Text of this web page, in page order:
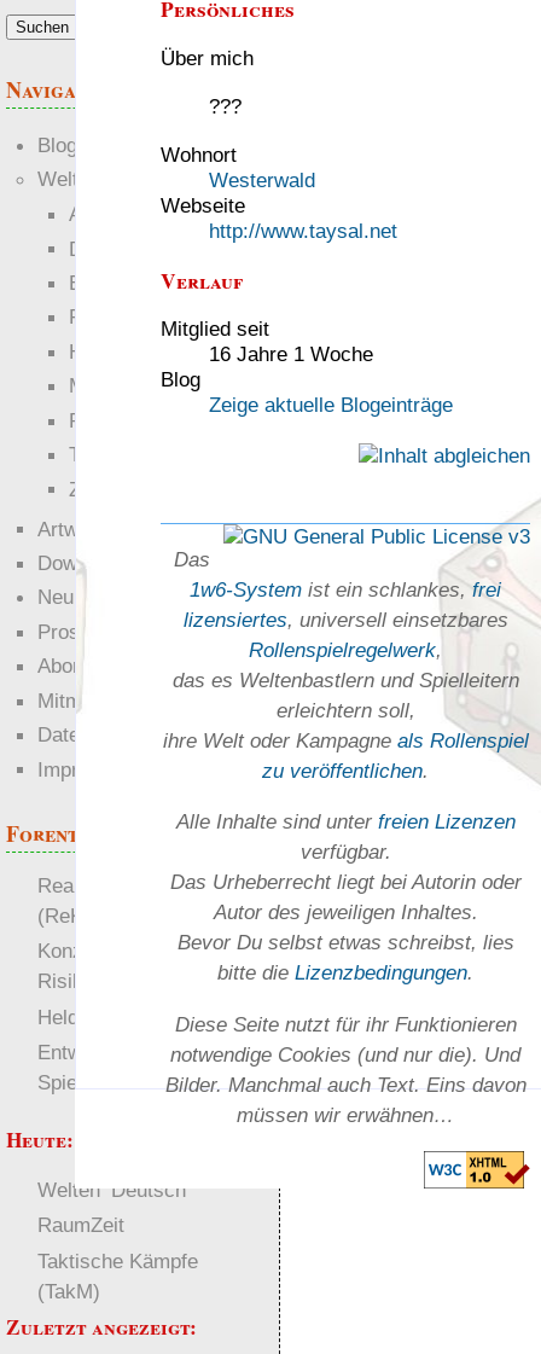
Persönliches
Über mich
???
Wohnort
Westerwald
Webseite
http://www.taysal.net
Verlauf
Mitglied seit
16 Jahre 1 Woche
Blog
Zeige aktuelle Blogeinträge
Das
1w6-System ist ein schlankes,frei
lizensiertes, universell einsetz­bares
Rollen­spielregel­werk,
das es Welten­bastlern und Spiel­leitern
erleichtern soll,
ihre Welt oder Kam­pagne als Rollenspiel
zu ver­öffent­lichen.
Alle Inhalte sind unter freien Lizenzen
verfügbar.
Das Urheber­recht liegt bei Autorin oder
Autor des jeweiligen In­haltes.
Bevor Du selbst etwas schreibst, lies
bitte dieLizenz­bedingungen.
Diese Seite nutzt für ihr Funktionieren
notwendige Cookies (und nur die). Und
Bilder. Manchmal auch Text. Eins davon
müssen wir erwähnen…
Navigation
Blogs
Welten
Ante Portas
Die neuen Lande
EWS-X
Freihändler
Hinter der Welt
Magie
RaumZeit
Technophob
Zettel-RPG
Artwork
Downloads
Neuigkeiten
Prosa
Abonnieren
Mitmachen
Datenschutz
Impressum
Forenthemen
Realistische Kämpfe
(ReKa)
Konzept für Schwächen:
Risiko
Heldendokument
Entwicklung von
Spielwelten
more
Heute:
Welten Deutsch
RaumZeit
Taktische Kämpfe
(TakM)
Zuletzt angezeigt: